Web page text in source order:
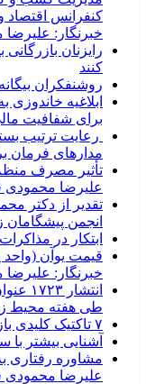
کنفرانس
خبرنگار:
رایزنان
کنند
روشنفکران
ابلاغیه
برای شفافیت
رعایت ترتیب
مدارهای فرمان
تأثیر مصرف
علیرضا محمودی
تقدیر از دکتر
انجمن پیشگامان
ابتکار در مذاکرات
خبرنگار:
طی هفته محیط
۷ تاکتیک کلیدی بازاریابی کسب و کارهای کوچک
آشنایی بیشتر
مشاوره رفتاری
علیرضا محمودی